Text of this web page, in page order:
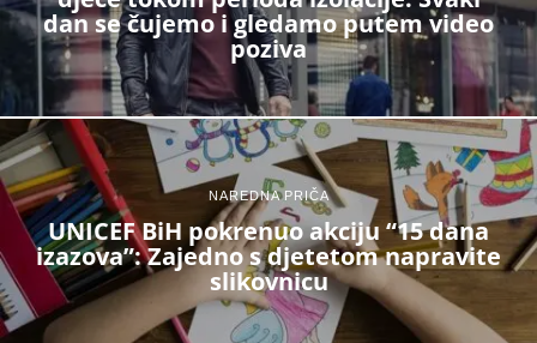
dan se čujemo i gledamo putem video
poziva
NAREDNA PRIČA
UNICEF BiH pokrenuo akciju “15 dana
izazova”: Zajedno s djetetom napravite
slikovnicu